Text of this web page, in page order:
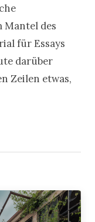
Mantel des
für Essays
darüber
Zeilen etwas,